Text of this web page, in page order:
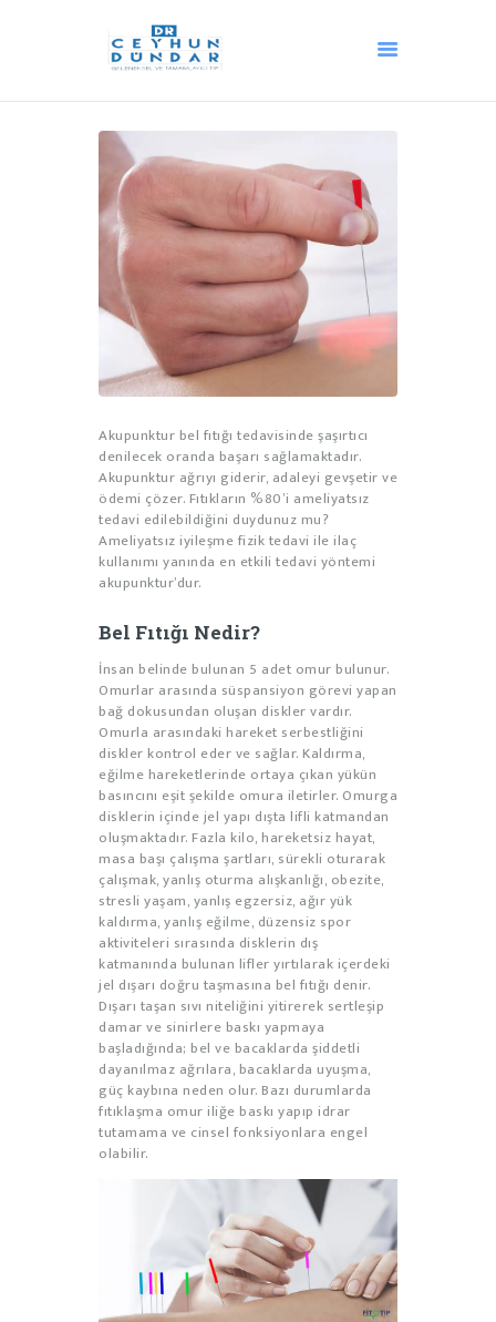
ANA SAYFA
AKUPUNKTUR
HACAMAT
OZON TEDAVISI
ANDULASYON
DIĞER TEDAVILER
MEDIKAL ESTETIK
BLOG
İLETIŞIM
HAKKIMIZDA
Akupunktur bel fıtığı tedavisinde şaşırtıcı
denilecek oranda başarı sağlamaktadır.
Akupunktur ağrıyı giderir, adaleyi gevşetir ve
ödemi çözer. Fıtıkların %80’i ameliyatsız
tedavi edilebildiğini duydunuz mu?
Ameliyatsız iyileşme fizik tedavi ile ilaç
kullanımı yanında en etkili tedavi yöntemi
akupunktur’dur.
Bel Fıtığı Nedir?
İnsan belinde bulunan 5 adet omur bulunur.
Omurlar arasında süspansiyon görevi yapan
bağ dokusundan oluşan diskler vardır.
Omurla arasındaki hareket serbestliğini
diskler kontrol eder ve sağlar. Kaldırma,
eğilme hareketlerinde ortaya çıkan yükün
basıncını eşit şekilde omura iletirler. Omurga
disklerin içinde jel yapı dışta lifli katmandan
oluşmaktadır. Fazla kilo, hareketsiz hayat,
masa başı çalışma şartları, sürekli oturarak
çalışmak, yanlış oturma alışkanlığı, obezite,
stresli yaşam, yanlış egzersiz, ağır yük
kaldırma, yanlış eğilme, düzensiz spor
aktiviteleri sırasında disklerin dış
katmanında bulunan lifler yırtılarak içerdeki
jel dışarı doğru taşmasına bel fıtığı denir.
Dışarı taşan sıvı niteliğini yitirerek sertleşip
damar ve sinirlere baskı yapmaya
başladığında; bel ve bacaklarda şiddetli
dayanılmaz ağrılara, bacaklarda uyuşma,
güç kaybına neden olur. Bazı durumlarda
fıtıklaşma omur iliğe baskı yapıp idrar
tutamama ve cinsel fonksiyonlara engel
olabilir.